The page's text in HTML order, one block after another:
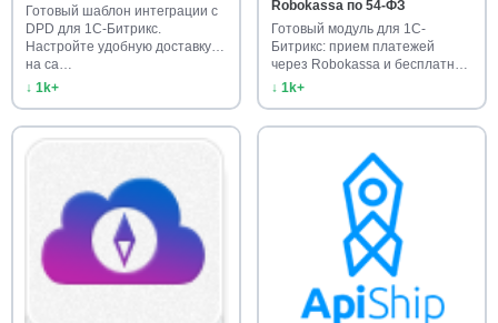
Готовый шаблон интеграции с
DPD для 1С-Битрикс.
Настройте удобную доставку
на са…
↓ 1k+
Robokassa по 54-ФЗ
Готовый модуль для 1С-
Битрикс: прием платежей
через Robokassa и бесплатные
чеки …
↓ 1k+